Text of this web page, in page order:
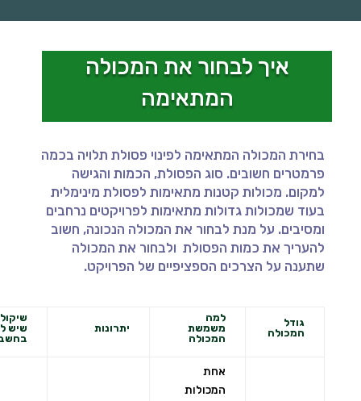
איך לבחור את המכולה
המתאימה
בחירת המכולה המתאימה לפינוי פסולת תלויה בכמה
פרמטרים חשובים. סוג הפסולת, הכמות והגישה
למקום. מכולות קטנות מתאימות לפסולת מינימלית
בעוד שמכולות גדולות מתאימות לפרויקטים נרחבים
ומסיבים. על מנת לבחור את המכולה הנכונה, חשוב
להעריך את כמות הפסולת ולבחור את המכולה
שתענה על הצרכים הספציפיים של הפרויקט.
גודל
המכולה
למה
משמשת
המכולה
יתרונות
שיש
אחת
המכולות